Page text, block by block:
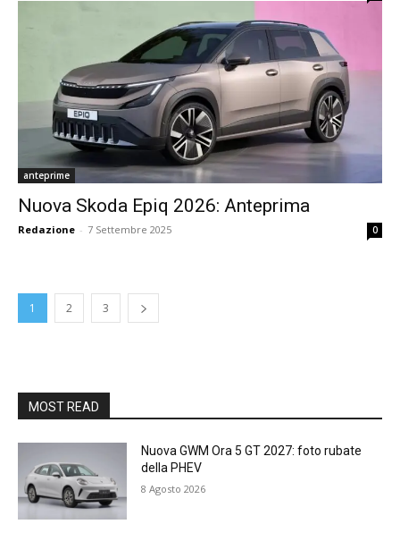
anteprime
Nuova Skoda Epiq 2026: Anteprima
Redazione - 7 Settembre 2025 0
1 2 3
MOST READ
Nuova GWM Ora 5 GT 2027: foto rubate
della PHEV
8 Agosto 2026